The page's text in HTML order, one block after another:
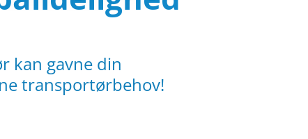
kan gavne din
transportørbehov!